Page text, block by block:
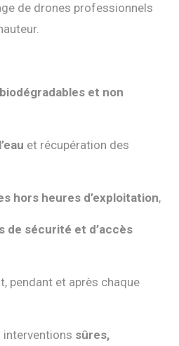
de drones professionnels
et non
et récupération des
hors heures d’exploitation,
de sécurité et d’accès
pendant et après chaque
interventions sûres,